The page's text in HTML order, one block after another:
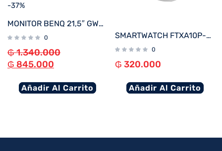
-37%
MONITOR BENQ 21,5″ GW2283
0
₲1.340.000
₲ 845.000
Añadir Al Carrito
SMARTWATCH FTXA10P-SVW 48MM PLATA/GRIS ANDROID/IOS/BT/FREC. CARD
0
₲ 320.000
Añadir Al Carrito